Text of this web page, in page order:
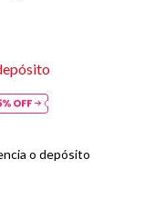
o depósito